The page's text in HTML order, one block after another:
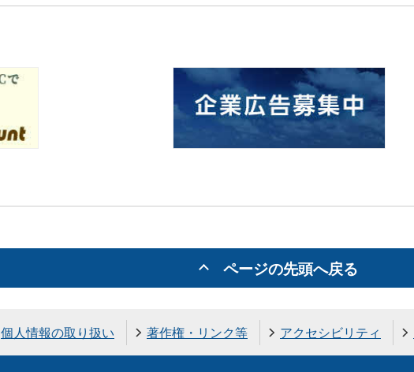
ページの先頭へ戻る
個人情報の取り扱い 著作権・リンク等 アクセシビリティ